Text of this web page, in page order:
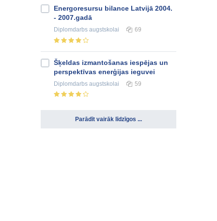
Energoresursu bilance Latvijā 2004.
- 2007.gadā
Diplomdarbs augstskolai 69
Šķeldas izmantošanas iespējas un
perspektīvas enerģijas ieguvei
Diplomdarbs augstskolai 59
Parādīt vairāk līdzīgos ...